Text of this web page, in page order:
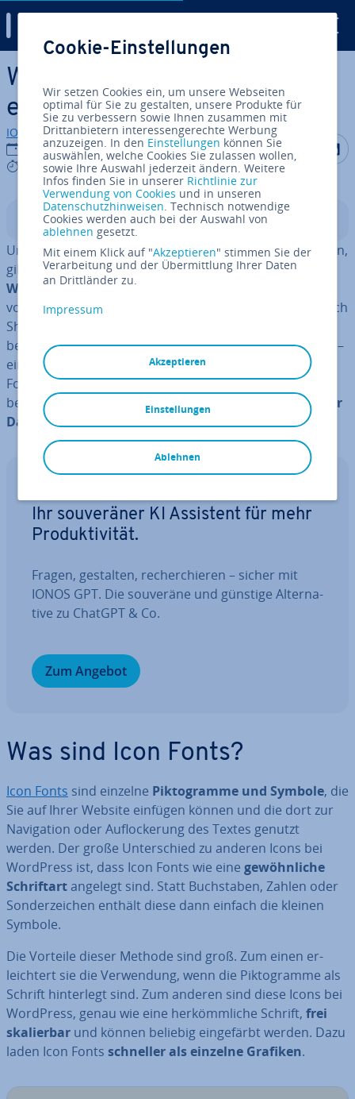
Zum Haupt­in­halt springen
WordPress: Icons einfügen
einfach erklärt
IONOS Redaktion
09.09.2022
6 mins
Auf Auf
In­halts­ver­zeich­nis
Um einen Text in WordPress mit Icon Fonts auf­zu­lo­ckern,
gibt es ver­schie­de­ne Methoden: Nutzen Sie ein
WordPress-Plugin für Icon Fonts
von Font Awesome gibt. Über das Plugin lassen sich auch
Short­codes zum Einfügen der Icons verwenden. Oder
betten Sie die Icon Fontsmanuell per Embed Code
ein –
einzelne Fonts oder ganze Sets (zum Beispiel auch von
Fonts Awesome). Falls Sie nur wenige Standard-Icons
benötigen, können Sie auch die
aus Page Buildern oder
Dashiconsverwenden.
Ihr sou­ve­rä­ner KI Assistent für mehr
Pro­duk­ti­vi­tät.
Fragen, gestalten, re­cher­chie­ren – sicher mit
IONOS GPT. Die souveräne und günstige Al­ter­na­
ti­ve zu ChatGPT & Co.
Zum Angebot
Was sind Icon Fonts?
Icon Fonts sind einzelne Pik­to­gram­me und Symbole, die
Sie auf Ihrer Website einfügen können und die dort zur
Na­vi­ga­ti­on oder Auf­lo­cke­rung des Textes genutzt
werden. Der große Un­ter­schied zu anderen Icons bei
WordPress ist, dass Icon Fonts wie eine ge­wöhn­li­che
Schrift­artangelegt sind. Statt Buch­sta­ben, Zahlen oder
Son­der­zei­chen enthält diese dann einfach die kleinen
Symbole.
Die Vorteile dieser Methode sind groß. Zum einen er­
leich­tert sie die Ver­wen­dung, wenn die Pik­to­gram­me als
Schrift hin­ter­legt sind. Zum anderen sind diese Icons bei
WordPress, genau wie eine her­kömm­li­che Schrift, frei
ska­lier­bar und können beliebig ein­ge­färbt werden. Dazu
laden Icon Fonts schneller als einzelne Grafiken.
Cookie-Einstellungen
Wir setzen Cookies ein, um unsere Webseiten
optimal für Sie zu gestalten, unsere Produkte für
Sie zu verbessern sowie Ihnen zusammen mit
Drittanbietern interessengerechte Werbung
anzuzeigen. In den Einstellungen können Sie
auswählen, welche Cookies Sie zulassen wollen,
sowie Ihre Auswahl jederzeit ändern. Weitere
Infos finden Sie in unserer Richtlinie zur
Verwendung von Cookies und in unseren
Datenschutzhinweisen. Technisch notwendige
Cookies werden auch bei der Auswahl von
ablehnen gesetzt.
Mit einem Klick auf "Akzeptieren" stimmen Sie der
Verarbeitung und der Übermittlung Ihrer Daten
an Drittländer zu.
Impressum
Akzeptieren
Ablehnen
Einstellungen